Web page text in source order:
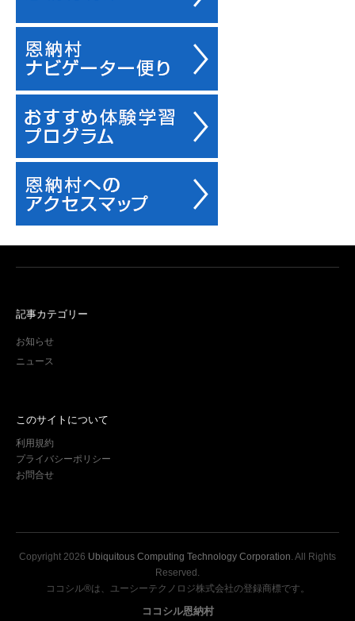
記事カテゴリー
お知らせ
ニュース
このサイトについて
利用規約
プライバシーポリシー
お問合せ
Copyright 2026 Ubiquitous Computing Technology Corporation. All Rights
Reserved.
ココシル®は、ユーシーテクノロジ株式会社の登録商標です。
ココシル恩納村